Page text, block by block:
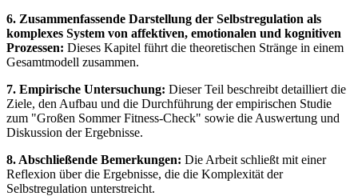
6. Zusammenfassende Darstellung der Selbstregulation als
komplexes System von affektiven, emotionalen und kognitiven
Prozessen: Dieses Kapitel führt die theoretischen Stränge in einem
Gesamtmodell zusammen.
7. Empirische Untersuchung: Dieser Teil beschreibt detailliert die
Ziele, den Aufbau und die Durchführung der empirischen Studie
zum "Großen Sommer Fitness-Check" sowie die Auswertung und
Diskussion der Ergebnisse.
8. Abschließende Bemerkungen: Die Arbeit schließt mit einer
Reflexion über die Ergebnisse, die die Komplexität der
Selbstregulation unterstreicht.